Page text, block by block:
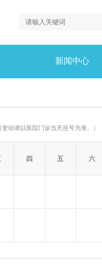
新闻中心
动请以医院门诊当天挂号为准。）
四 五 六